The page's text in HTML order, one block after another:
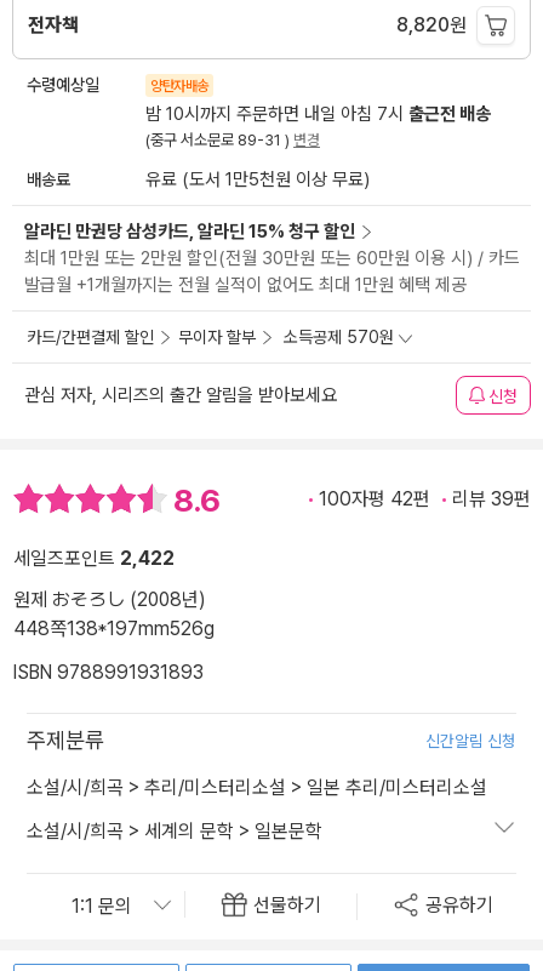
전자책 8,820원
수령예상일 양탄자배송
밤 10시까지 주문하면 내일 아침 7시 출근전 배송
(중구 서소문로 89-31 ) 변경
배송료 유료 (도서 1만5천원 이상 무료)
알라딘 만권당 삼성카드, 알라딘 15% 청구 할인
최대 1만원 또는 2만원 할인(전월 30만원 또는 60만원 이용 시) / 카드
발급월 +1개월까지는 전월 실적이 없어도 최대 1만원 혜택 제공
카드/간편결제 할인 무이자 할부 소득공제 570원
관심 저자, 시리즈의 출간 알림을 받아보세요 신청
8.6 100자평 42편 리뷰 39편
세일즈포인트 2,422
원제 おそろし (2008년)
448쪽138*197mm526g
ISBN 9788991931893
주제분류 신간알림 신청
소설/시/희곡 > 추리/미스터리소설 > 일본 추리/미스터리소설
소설/시/희곡 > 세계의 문학 > 일본문학
선물하기 공유하기